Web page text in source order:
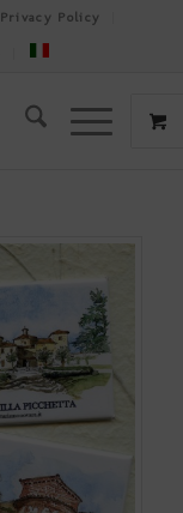
Privacy Policy